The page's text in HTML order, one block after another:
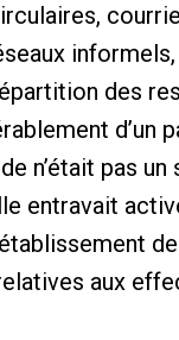
des
d’un
n’était pas
entravait
aux